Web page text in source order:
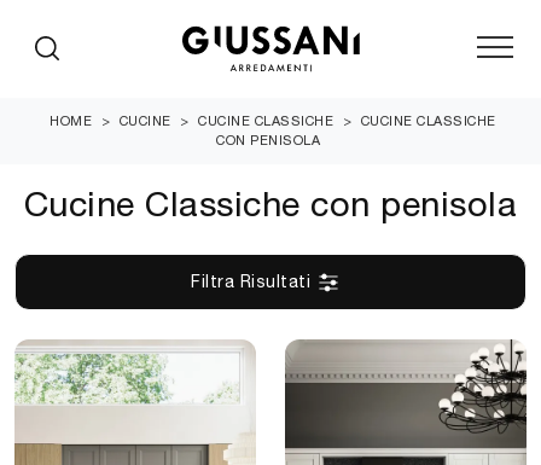
HOME > CUCINE > CUCINE CLASSICHE >
CUCINE CLASSICHE
CON PENISOLA
Cucine Classiche con penisola
Filtra Risultati